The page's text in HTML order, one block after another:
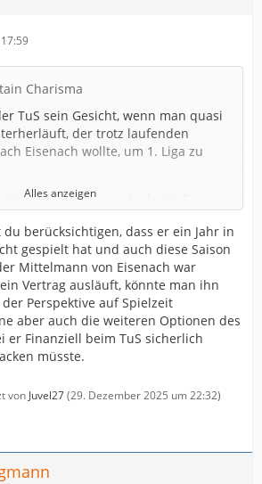
Charisma
TuS sein Gesicht, wenn man quasi
der trotz laufenden
Eisenach wollte, um 1. Liga zu
Hangstein auch unglaubwürdig.
eine Perspektive hätte er denn beim
nicht mehr für die 1. Liga reicht?
überrascht, sollte er im Sommer
tragen.
Hermann auch zu haben, es wird ja
Alles anzeigen
berücksichtigen, dass er ein Jahr in
gespielt hat und auch diese Saison
Mittelmann von Eisenach war
Vertrag ausläuft, könnte man ihn
Perspektive auf Spielzeit
aber auch die weiteren Optionen des
er Finanziell beim TuS sicherlich
müsste.
von Juvel27(29. Dezember 2025 um 22:32)